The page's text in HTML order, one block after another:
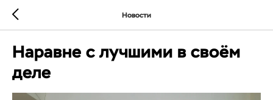
Новости
Наравне с лучшими в своём
деле